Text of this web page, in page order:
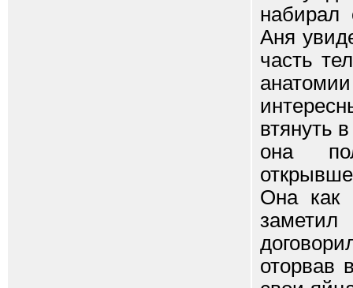
набирал
Аня
часть
втянуть
она
Она как
оторвав